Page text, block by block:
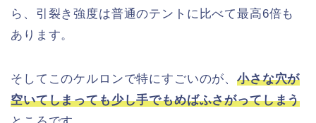
ら、引裂き強度は普通のテントに比べて最高6倍も
あります。
そしてこのケルロンで特にすごいのが、小さな穴が
空いてしまっても少し手でもめばふさがってしまう